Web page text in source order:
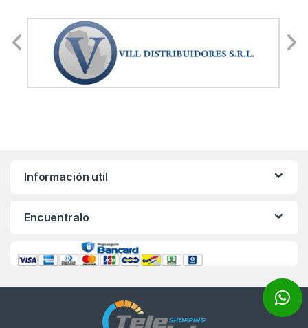
Información util
Encuentralo